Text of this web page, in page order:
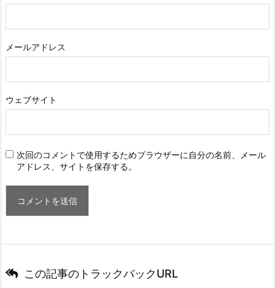
メールアドレス
ウェブサイト
次回のコメントで使用するためブラウザーに自分の名前、メール
アドレス、サイトを保存する。
この記事のトラックバックURL